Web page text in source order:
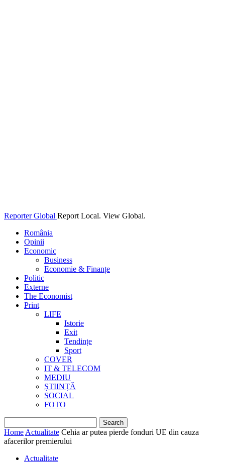
Reporter Global Report Local. View Global.
România
Opinii
Economic
Business
Economie & Finanțe
Politic
Externe
The Economist
Print
LIFE
Istorie
Exit
Tendințe
Sport
COVER
IT & TELECOM
MEDIU
ȘTIINȚĂ
SOCIAL
FOTO
Home Actualitate Cehia ar putea pierde fonduri UE din cauza
afacerilor premierului
Actualitate